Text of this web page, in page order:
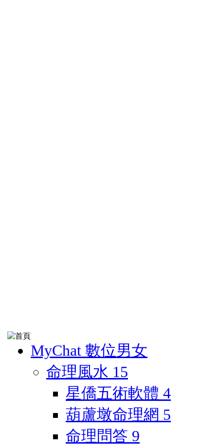
MyChat 數位男女
命理風水 15
星僑五術軟體 4
葫蘆墩命理網 5
命理問答 9